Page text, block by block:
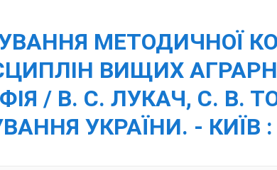
МЕТОДИЧНОЇ
ВИЩИХ
/ В. С. ЛУКАЧ, С. В.
УКРАЇНИ. - КИЇВ